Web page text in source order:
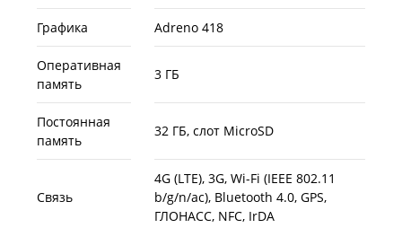
Графика Adreno 418
Оперативная
память
3 ГБ
Постоянная
память
32 ГБ, слот MicroSD
Связь
4G (LTE), 3G, Wi-Fi (IEEE 802.11
b/g/n/ac), Bluetooth 4.0, GPS,
ГЛОНАСС, NFC, IrDA